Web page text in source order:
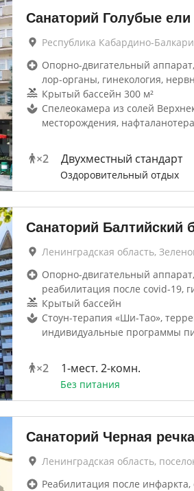
Санаторий Голубые ели
Республика Кабардино-
Опорно-двигательный
лор-органы, гинекология,
Крытый бассейн 300 м²
Спелеокамера из солей
месторождения,
×2 Двухместный стандарт
Оздоровительный отдых
Санаторий Балтийский
Ленинградская область,
Опорно-двигательный
реабилитация после covid-19,
Крытый бассейн
Стоун-терапия «Ши-Тао»,
индивидуальные программы
×2 1-мест. 2-комн.
Без питания
Санаторий Черная речка
Ленинградская область,
Реабилитация после